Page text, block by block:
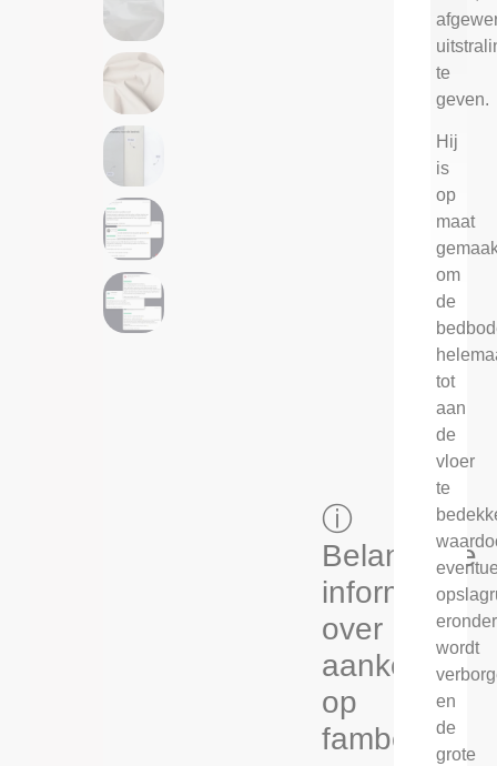
ⓘ
Belangrijke
informatie
over
aankopen
op
fambed.nl
te
geven.
Hij
is
op
maat
om
de
tot
aan
de
vloer
te
eronder
wordt
en
de
grote